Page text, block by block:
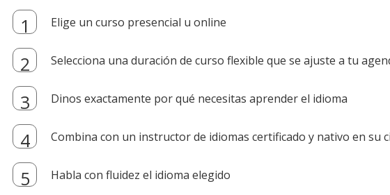
Elige un curso presencial u online
Selecciona una duración de curso flexible que se ajuste a tu
Dinos exactamente por qué necesitas aprender el idioma
Combina con un instructor de idiomas certificado y nativo en su
Habla con fluidez el idioma elegido